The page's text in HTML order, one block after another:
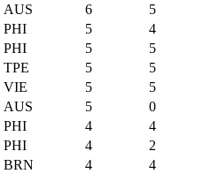
AUS 6
5
PHI 5
4
PHI 5
5
TPE 5
5
VIE 5
5
AUS 5
0
PHI 4
4
PHI 4
2
BRN 4
4